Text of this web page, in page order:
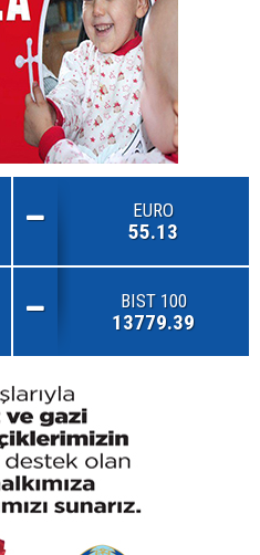
EURO
55.13
BIST 100
13779.39